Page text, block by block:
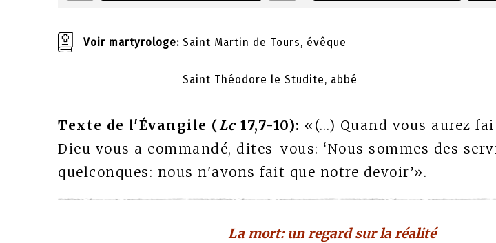
Voir martyrologe: Saint Martin de Tours, évêque
Saint Théodore le Studite, abbé
Texte de l'Évangile (Lc17,7-10): «(…) Quand vous aurez
Dieu vous a commandé, dites-vous: ‘Nous sommes des
quelconques: nous n'avons fait que notre devoir’».
La mort: un regard sur la réalité